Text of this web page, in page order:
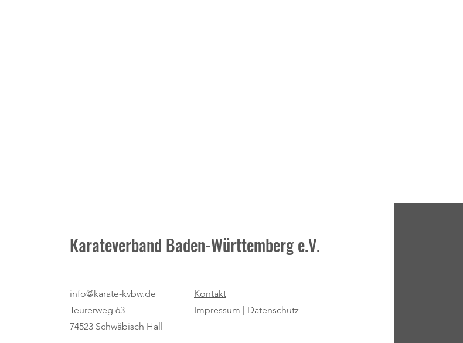
Neuer Termin: Masters-
Vorbereitung am 25. Juli beim TV
Diersburg
Karateverband Baden-Württemberg e.V.
info@karate-kvbw.de
Teurerweg 63
74523 Schwäbisch Hall
Kontakt
Impressum | Datenschutz